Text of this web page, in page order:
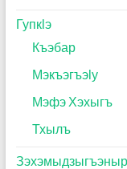
Гупкӏэ
Къэбар
Мэкъэгъэӏу
Мэфэ Хэхыгъ
Тхылъ
Зэхэмыдзыгъэныр